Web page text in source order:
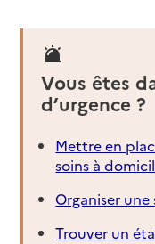
Vous êtes
d’urgence ?
Mettre en
soins à
Organiser
Trouver un